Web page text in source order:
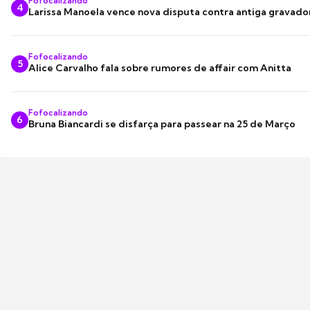
4 Larissa Manoela vence nova disputa contra antiga
5
Fofocalizando
Alice Carvalho fala sobre rumores de affair com Anitta
6
Fofocalizando
Bruna Biancardi se disfarça para passear na 25 de Março